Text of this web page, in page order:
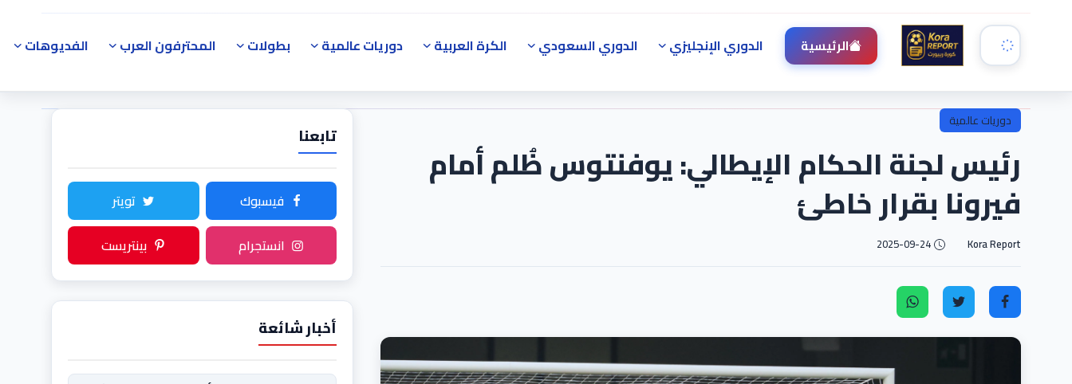
الرئيسية الدوري الإنجليزي الدوري السعودي الكرة العربية دوريات عالمية بطولات المحترفون العرب الفديوهات
دوريات عالمية
رئيس لجنة الحكام الإيطالي: يوفنتوس ظُلم أمام
فيرونا بقرار خاطئ
Kora Report
2025-09-24
تابعنا
فيسبوك
تويتر
انستجرام
بينتريست
أخبار شائعة